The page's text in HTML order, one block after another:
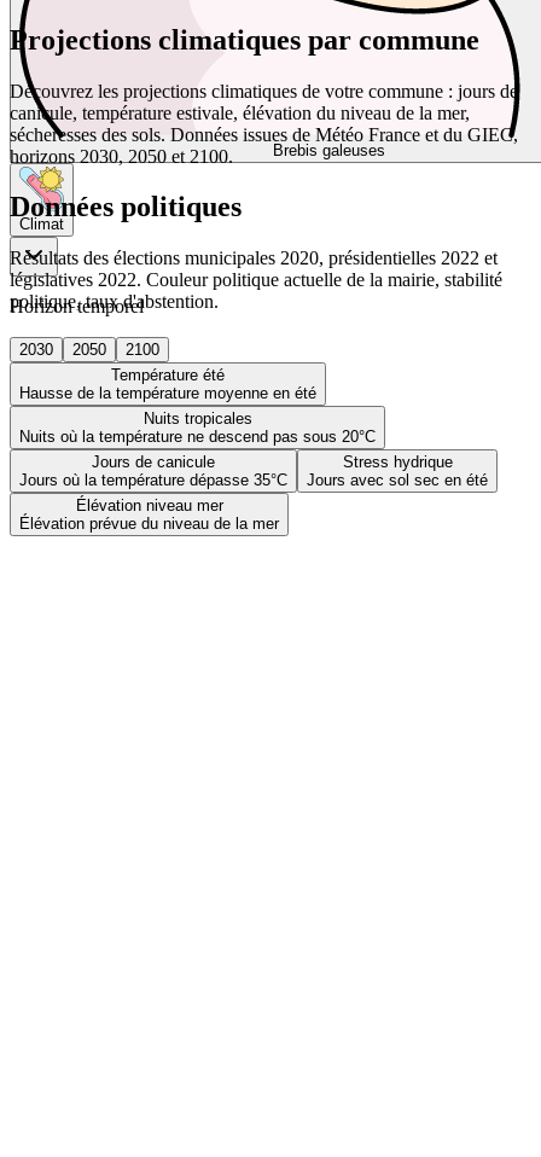
Brebis galeuses
Climat
Horizon temporel
2030 2050
2100
Température été
Hausse de la température moyenne en été
Nuits tropicales
Nuits où la température ne descend pas sous 20°C
Jours de canicule
Jours où la température dépasse 35°C
Stress hydrique
Jours avec sol sec en été
Élévation niveau mer
Élévation prévue du niveau de la mer
Projections climatiques par commune
Découvrez les projections climatiques de votre commune : jours de
canicule, température estivale, élévation du niveau de la mer,
sécheresses des sols. Données issues de Météo France et du GIEC,
horizons 2030, 2050 et 2100.
Données politiques
Résultats des élections municipales 2020, présidentielles 2022 et
législatives 2022. Couleur politique actuelle de la mairie, stabilité
politique, taux d'abstention.